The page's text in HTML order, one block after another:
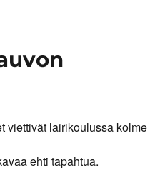
viettivät lairikoulussa kolme
ehti tapahtua.